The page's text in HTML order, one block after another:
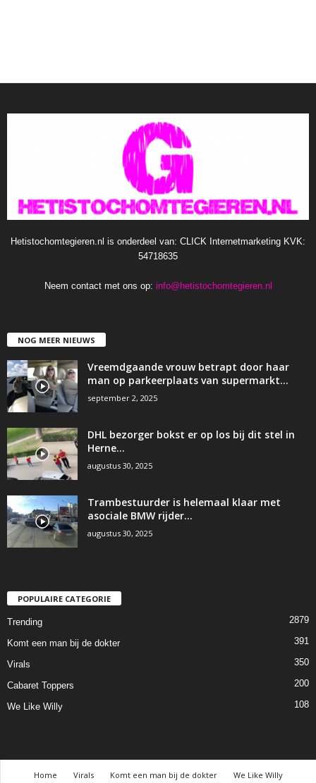
Hetistochomtegieren.nl is onderdeel van: CLICK Internetmarketing KVK:
54718635
Neem contact met ons op: info@hetistochomtegieren.nl
NOG MEER NIEUWS
Vreemdgaande vrouw betrapt door haar
man op parkeerplaats van supermarkt…
september 2, 2025
DHL bezorger bokst er op los bij dit stel in
Herne…
augustus 30, 2025
Trambestuurder is helemaal klaar met
asociale BMW rijder…
augustus 30, 2025
POPULAIRE CATEGORIE
Trending 2879
Komt een man bij de dokter 391
Virals 350
Cabaret Toppers 200
We Like Willy 108
Home Virals Komt een man bij de dokter We Like Willy